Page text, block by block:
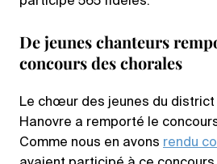
De jeunes chanteurs
concours des chorales
Le chœur des jeunes du
Hanovre a remporté le
Comme nous en avons rendu